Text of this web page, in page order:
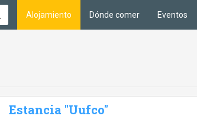
Alojamiento Dónde comer Eventos
Estancia "Uufco"